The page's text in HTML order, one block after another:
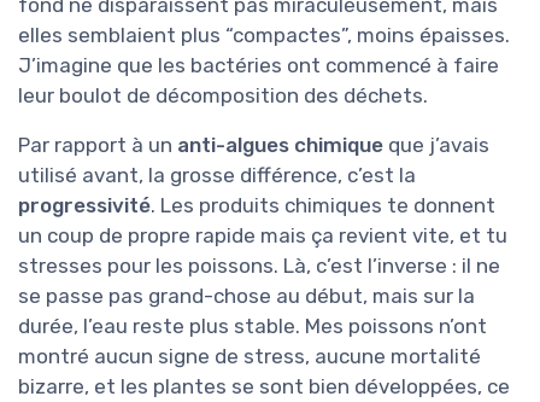
elles semblaient plus “compactes”, moins épaisses.
J’imagine que les bactéries ont commencé à faire
leur boulot de décomposition des déchets.
Par rapport à un anti-algues chimique que j’avais
utilisé avant, la grosse différence, c’est la
progressivité. Les produits chimiques te donnent
un coup de propre rapide mais ça revient vite, et tu
stresses pour les poissons. Là, c’est l’inverse : il ne
se passe pas grand-chose au début, mais sur la
durée, l’eau reste plus stable. Mes poissons n’ont
montré aucun signe de stress, aucune mortalité
bizarre, et les plantes se sont bien développées, ce